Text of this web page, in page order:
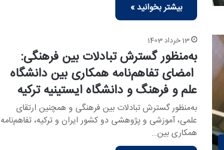
بیشتر بخوانید »
13 خرداد 1403
به‌منظور گسترش تبادلات بین فرهنگی:
امضای تفاهم‌نامه همکاری بین دانشگاه
علم و فرهنگ و دانشگاه ایستینیه ترکیه
به‌منظور گسترش تبادلات بین فرهنگی و همچنین ارتقای
علمی، آموزشی و پژوهشی دو کشور ایران و ترکیه، تفاهم‌نامه
همکاری بین…